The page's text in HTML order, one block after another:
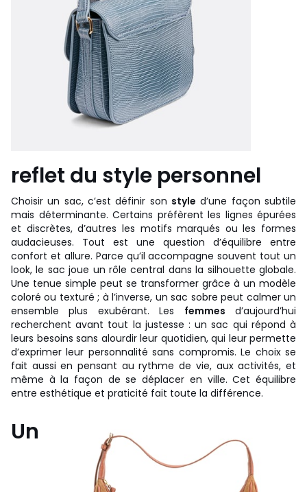
reflet du style personnel
Choisir un sac, c’est définir son style d’une façon subtile
mais déterminante. Certains préfèrent les lignes épurées
et discrètes, d’autres les motifs marqués ou les formes
audacieuses. Tout est une question d’équilibre entre
confort et allure. Parce qu’il accompagne souvent tout un
look, le sac joue un rôle central dans la silhouette globale.
Une tenue simple peut se transformer grâce à un modèle
coloré ou texturé ; à l’inverse, un sac sobre peut calmer un
ensemble plus exubérant. Les femmes d’aujourd’hui
recherchent avant tout la justesse : un sac qui répond à
leurs besoins sans alourdir leur quotidien, qui leur permette
d’exprimer leur personnalité sans compromis. Le choix se
fait aussi en pensant au rythme de vie, aux activités, et
même à la façon de se déplacer en ville. Cet équilibre
entre esthétique et praticité fait toute la différence.
Un